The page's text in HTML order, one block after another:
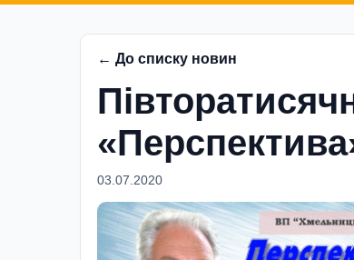
← До списку новин
03.07.2020